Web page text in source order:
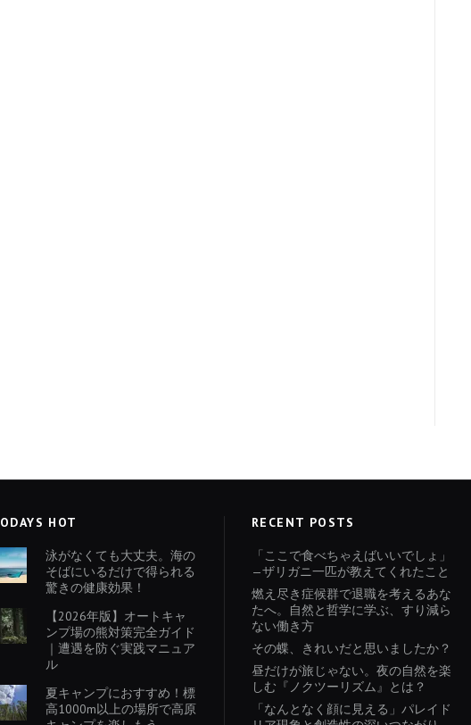
HOT
泳がなくても大丈夫。海の
そばにいるだけで得られる
驚きの健康効果！
【2026年版】オートキャ
ンプ場の熊対策完全ガイド
｜遭遇を防ぐ実践マニュア
ル
夏キャンプにおすすめ！標
高1000m以上の場所で高原
RECENT POSTS
「ここで食べちゃえばいいでしょ」
—ザリガニ一匹が教えてくれたこと
燃え尽き症候群で退職を考えるあな
たへ。自然と哲学に学ぶ、すり減ら
ない働き方
その蝶、きれいだと思いましたか？
昼だけが旅じゃない。夜の自然を楽
しむ『ノクツーリズム』とは？
「なんとなく顔に見える」パレイド